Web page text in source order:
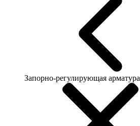
Запорно-регулирующая арматура